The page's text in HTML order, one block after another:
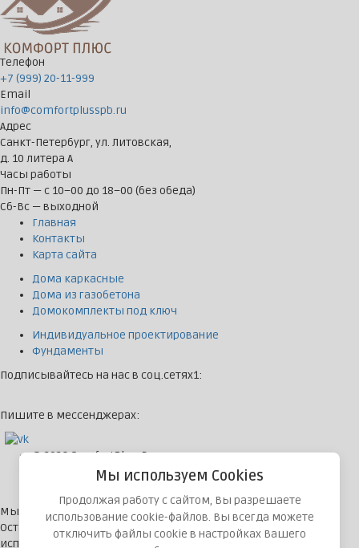
Телефон
+7 (999) 20-11-999
Email
info@comfortplusspb.ru
Адрес
Санкт-Петербург, ул. Литовская,
д. 10 литера А
Часы работы
Пн-Пт — с 10–00 до 18–00 (без обеда)
Сб-Вс — выходной
Главная
Контакты
Карта сайта
Дома каркасные
Дома из газобетона
Домокомплекты под ключ
Индивидуальное проектирование
Фундаменты
Подписывайтесь на нас в соц.сетях1:
Пишите в мессенджерах:
© 2026 ComfortPlus. Все права защищены
Политика конфиденциальности
Разработка и продвижение сайта:
Мы используем файлы cookies для улучшения работы сайта.
Оставаясь на нашем сайте, вы соглашаетесь с условиями
использования файлов cookies.
Мы используем Cookies
Продолжая работу с сайтом, Вы разрешаете
использование cookie-файлов. Вы всегда можете
отключить файлы cookie в настройках Вашего